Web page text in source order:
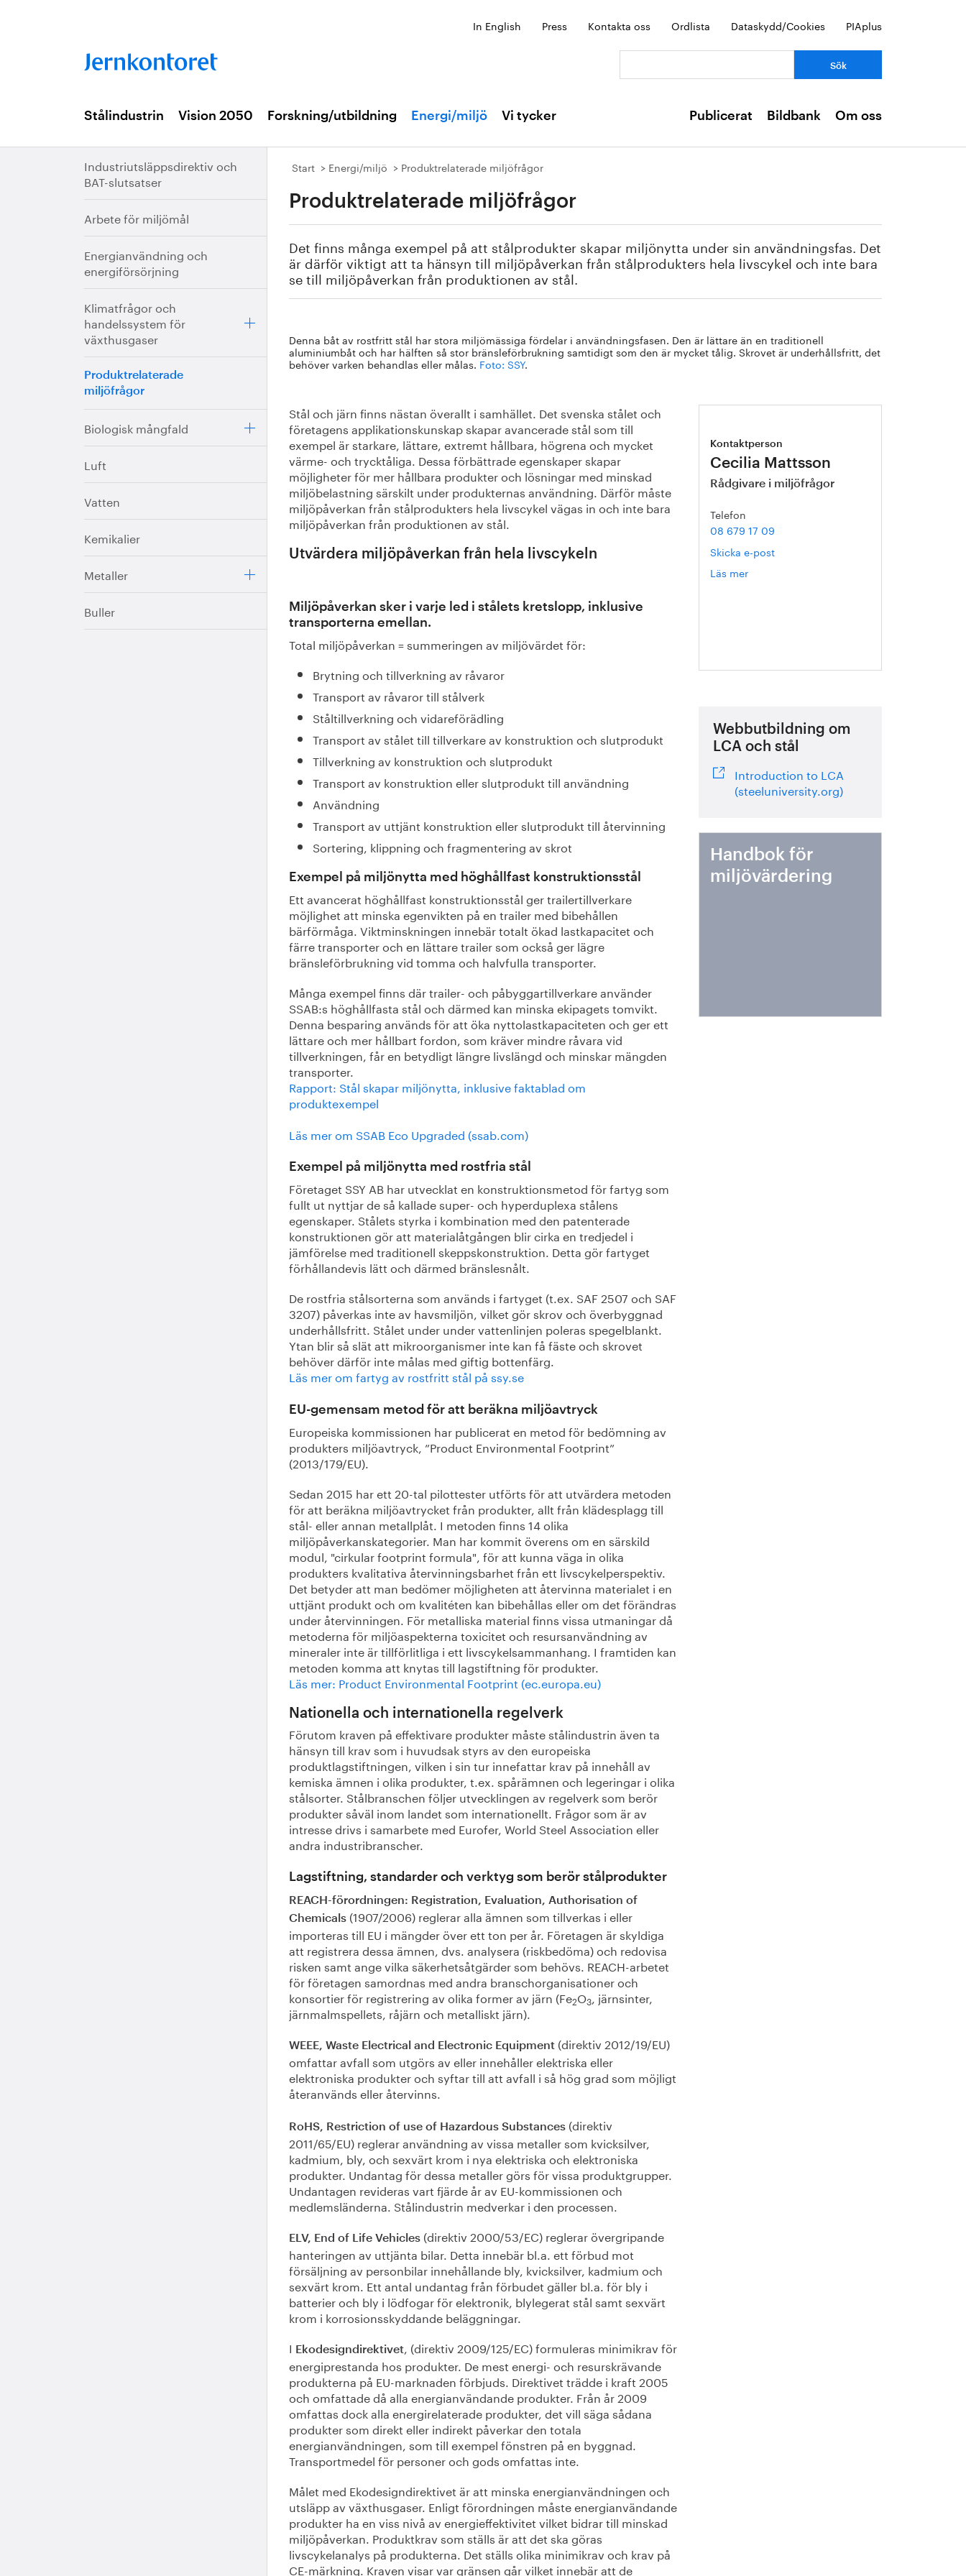
In English Press Kontakta oss Ordlista Dataskydd/Cookies PIAplus
Stålindustrin Vision 2050 Forskning/utbildning Energi/miljö Vi tycker Publicerat Bildbank Om oss
Industriutsläppsdirektiv och
BAT-slutsatser
Arbete för miljömål
Energianvändning och
energiförsörjning
Klimatfrågor och
handelssystem för
växthusgaser
Produktrelaterade
miljöfrågor
Biologisk mångfald
Luft
Vatten
Kemikalier
Metaller
Buller
Start Energi/miljö Produktrelaterade miljöfrågor
Produktrelaterade miljöfrågor
Det finns många exempel på att stålprodukter skapar miljönytta under sin användningsfas. Det
är därför viktigt att ta hänsyn till miljöpåverkan från stålprodukters hela livscykel och inte bara
se till miljöpåverkan från produktionen av stål.
Denna båt av rostfritt stål har stora miljömässiga fördelar i användningsfasen. Den är lättare än en traditionell
aluminiumbåt och har hälften så stor bränsleförbrukning samtidigt som den är mycket tålig. Skrovet är underhållsfritt, det
behöver varken behandlas eller målas. Foto: SSY.
Stål och järn finns nästan överallt i samhället. Det svenska stålet och
företagens applikationskunskap skapar avancerade stål som till
exempel är starkare, lättare, extremt hållbara, högrena och mycket
värme- och trycktåliga. Dessa förbättrade egenskaper skapar
möjligheter för mer hållbara produkter och lösningar med minskad
miljöbelastning särskilt under produkternas användning. Därför måste
miljöpåverkan från stålprodukters hela livscykel vägas in och inte bara
miljöpåverkan från produktionen av stål.
Utvärdera miljöpåverkan från hela livscykeln
Miljöpåverkan sker i varje led i stålets kretslopp, inklusive
transporterna emellan.
Total miljöpåverkan = summeringen av miljövärdet för:
Brytning och tillverkning av råvaror
Transport av råvaror till stålverk
Ståltillverkning och vidareförädling
Transport av stålet till tillverkare av konstruktion och slutprodukt
Tillverkning av konstruktion och slutprodukt
Transport av konstruktion eller slutprodukt till användning
Användning
Transport av uttjänt konstruktion eller slutprodukt till återvinning
Sortering, klippning och fragmentering av skrot
Exempel på miljönytta med höghållfast konstruktionsstål
Ett avancerat höghållfast konstruktionsstål ger trailertillverkare
möjlighet att minska egenvikten på en trailer med bibehållen
bärförmåga. Viktminskningen innebär totalt ökad lastkapacitet och
färre transporter och en lättare trailer som också ger lägre
bränsleförbrukning vid tomma och halvfulla transporter.
Många exempel finns där trailer- och påbyggartillverkare använder
SSAB:s höghållfasta stål och därmed kan minska ekipagets tomvikt.
Denna besparing används för att öka nyttolastkapaciteten och ger ett
lättare och mer hållbart fordon, som kräver mindre råvara vid
tillverkningen, får en betydligt längre livslängd och minskar mängden
transporter.
Rapport: Stål skapar miljönytta, inklusive faktablad om
produktexempel
Läs mer om SSAB Eco Upgraded (ssab.com)
Exempel på miljönytta med rostfria stål
Företaget SSY AB har utvecklat en konstruktionsmetod för fartyg som
fullt ut nyttjar de så kallade super- och hyperduplexa stålens
egenskaper. Stålets styrka i kombination med den patenterade
konstruktionen gör att materialåtgången blir cirka en tredjedel i
jämförelse med traditionell skeppskonstruktion. Detta gör fartyget
förhållandevis lätt och därmed bränslesnålt.
De rostfria stålsorterna som används i fartyget (t.ex. SAF 2507 och SAF
3207) påverkas inte av havsmiljön, vilket gör skrov och överbyggnad
underhållsfritt. Stålet under under vattenlinjen poleras spegelblankt.
Ytan blir så slät att mikroorganismer inte kan få fäste och skrovet
behöver därför inte målas med giftig bottenfärg.
Läs mer om fartyg av rostfritt stål på ssy.se
EU-gemensam metod för att beräkna miljöavtryck
Europeiska kommissionen har publicerat en metod för bedömning av
produkters miljöavtryck, ”Product Environmental Footprint”
(2013/179/EU).
Sedan 2015 har ett 20-tal pilottester utförts för att utvärdera metoden
för att beräkna miljöavtrycket från produkter, allt från klädesplagg till
stål- eller annan metallplåt. I metoden finns 14 olika
miljöpåverkanskategorier. Man har kommit överens om en särskild
modul, "cirkular footprint formula", för att kunna väga in olika
produkters kvalitativa återvinningsbarhet från ett livscykelperspektiv.
Det betyder att man bedömer möjligheten att återvinna materialet i en
uttjänt produkt och om kvalitéten kan bibehållas eller om det förändras
under återvinningen. För metalliska material finns vissa utmaningar då
metoderna för miljöaspekterna toxicitet och resursanvändning av
mineraler inte är tillförlitliga i ett livscykelsammanhang. I framtiden kan
metoden komma att knytas till lagstiftning för produkter.
Läs mer: Product Environmental Footprint (ec.europa.eu)
Nationella och internationella regelverk
Förutom kraven på effektivare produkter måste stålindustrin även ta
hänsyn till krav som i huvudsak styrs av den europeiska
produktlagstiftningen, vilken i sin tur innefattar krav på innehåll av
kemiska ämnen i olika produkter, t.ex. spårämnen och legeringar i olika
stålsorter. Stålbranschen följer utvecklingen av regelverk som berör
produkter såväl inom landet som internationellt. Frågor som är av
intresse drivs i samarbete med Eurofer, World Steel Association eller
andra industribranscher.
Lagstiftning, standarder och verktyg som berör stålprodukter
REACH-förordningen: Registration, Evaluation, Authorisation of
Chemicals (1907/2006) reglerar alla ämnen som tillverkas i eller
importeras till EU i mängder över ett ton per år. Företagen är skyldiga
att registrera dessa ämnen, dvs. analysera (riskbedöma) och redovisa
risken samt ange vilka säkerhetsåtgärder som behövs. REACH-arbetet
för företagen samordnas med andra branschorganisationer och
konsortier för registrering av olika former av järn (Fe2O3 , järnsinter,
järnmalmspellets, råjärn och metalliskt järn).
WEEE, Waste Electrical and Electronic Equipment (direktiv 2012/19/EU)
omfattar avfall som utgörs av eller innehåller elektriska eller
elektroniska produkter och syftar till att avfall i så hög grad som möjligt
återanvänds eller återvinns.
RoHS, Restriction of use of Hazardous Substances (direktiv
2011/65/EU) reglerar användning av vissa metaller som kvicksilver,
kadmium, bly, och sexvärt krom i nya elektriska och elektroniska
produkter. Undantag för dessa metaller görs för vissa produktgrupper.
Undantagen revideras vart fjärde år av EU-kommissionen och
medlemsländerna. Stålindustrin medverkar i den processen.
ELV, End of Life Vehicles (direktiv 2000/53/EC) reglerar övergripande
hanteringen av uttjänta bilar. Detta innebär bl.a. ett förbud mot
försäljning av personbilar innehållande bly, kvicksilver, kadmium och
sexvärt krom. Ett antal undantag från förbudet gäller bl.a. för bly i
batterier och bly i lödfogar för elektronik, blylegerat stål samt sexvärt
krom i korrosionsskyddande beläggningar.
I Ekodesigndirektivet
, (direktiv 2009/125/EC) formuleras minimikrav för
energiprestanda hos produkter. De mest energi- och resurskrävande
produkterna på EU-marknaden förbjuds. Direktivet trädde i kraft 2005
och omfattade då alla energianvändande produkter. Från år 2009
omfattas dock alla energirelaterade produkter, det vill säga sådana
produkter som direkt eller indirekt påverkar den totala
energianvändningen, som till exempel fönstren på en byggnad.
Transportmedel för personer och gods omfattas inte.
Målet med Ekodesigndirektivet är att minska energianvändningen och
utsläpp av växthusgaser. Enligt förordningen måste energianvändande
produkter ha en viss nivå av energieffektivitet vilket bidrar till minskad
miljöpåverkan. Produktkrav som ställs är att det ska göras
livscykelanalys på produkterna. Det ställs olika minimikrav och krav på
CE-märkning. Kraven visar var gränsen går vilket innebär att de
Kontaktperson
Cecilia Mattsson
Rådgivare i miljöfrågor
Telefon
08 679 17 09
Skicka e-post
Läs mer
Webbutbildning om
LCA och stål
Introduction to LCA
(steeluniversity.org)
Handbok för
miljövärdering